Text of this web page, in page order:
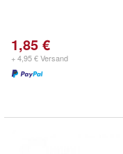
1,85 €
+ 4,95 € Versand